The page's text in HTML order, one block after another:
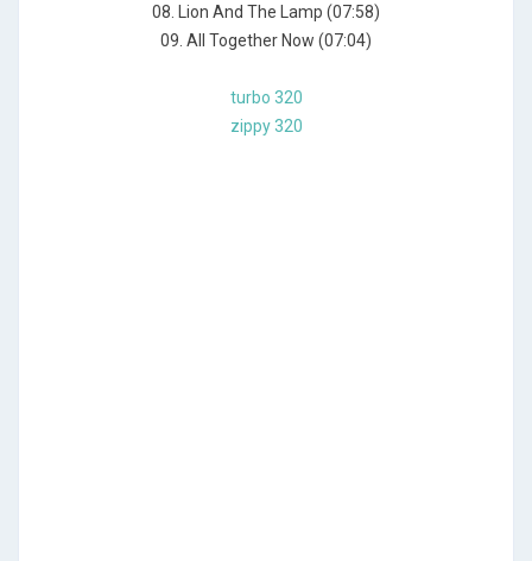
08. Lion And The Lamp (07:58)
09. All Together Now (07:04)
turbo 320
zippy 320